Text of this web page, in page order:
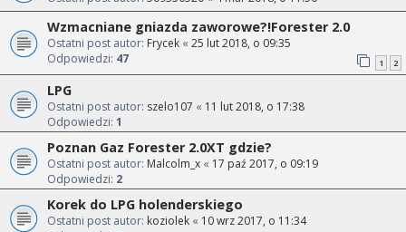
Wzmacniane gniazda zaworowe?!Forester 2.0
Ostatni post autor: Frycek « 25 lut 2018, o 09:35
Odpowiedzi: 47 1 2
LPG
Ostatni post autor: szelo107 « 11 lut 2018, o 17:38
Odpowiedzi: 1
Poznan Gaz Forester 2.0XT gdzie?
Ostatni post autor: Malcolm_x « 17 paź 2017, o 09:19
Odpowiedzi: 2
Korek do LPG holenderskiego
Ostatni post autor: koziolek « 10 wrz 2017, o 11:34